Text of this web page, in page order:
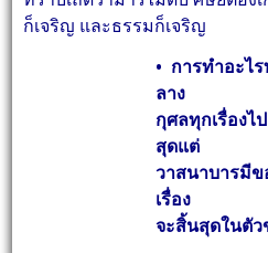
ก็เจริญ และธรรมก็เจริญ
• การทำอะไ
ลาง
กุศลทุกเรื่อง
สุดแต่
วาสนาบารมี
เรื่อง
จะสิ้นสุดในตัว